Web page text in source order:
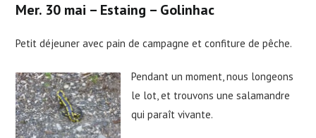
Mer. 30 mai – Estaing – Golinhac
Petit déjeuner avec pain de campagne et confiture de pêche.
Pendant un moment, nous longeons
le lot, et trouvons une salamandre
qui paraît vivante.